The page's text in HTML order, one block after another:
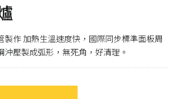
製作 加熱生溫速度快，國際同步標準面板周
沖壓製成弧形，無死角，好清理。